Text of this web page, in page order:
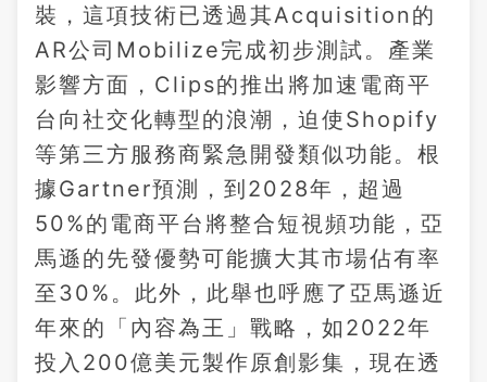
裝，這項技術已透過其Acquisition的
AR公司Mobilize完成初步測試。產業
影響方面，Clips的推出將加速電商平
台向社交化轉型的浪潮，迫使Shopify
等第三方服務商緊急開發類似功能。根
據Gartner預測，到2028年，超過
50%的電商平台將整合短視頻功能，亞
馬遜的先發優勢可能擴大其市場佔有率
至30%。此外，此舉也呼應了亞馬遜近
年來的「內容為王」戰略，如2022年
投入200億美元製作原創影集，現在透